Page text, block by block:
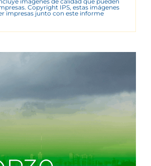
Copyright IPS, estas imágenes
impresas junto con este informe